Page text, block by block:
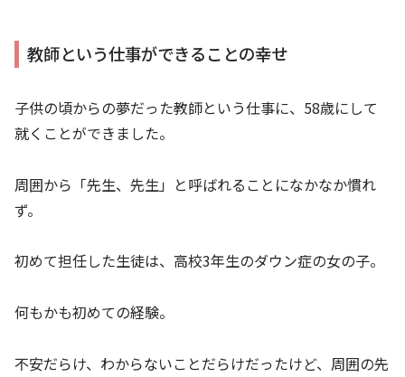
教師という仕事ができることの幸せ
子供の頃からの夢だった教師という仕事に、58歳にして
就くことができました。
周囲から「先生、先生」と呼ばれることになかなか慣れ
ず。
初めて担任した生徒は、高校3年生のダウン症の女の子。
何もかも初めての経験。
不安だらけ、わからないことだらけだったけど、周囲の先